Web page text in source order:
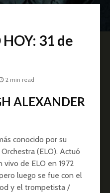
31 de
2 min read
ALEXANDER
conocido por su
(ELO). Actuó
de ELO en 1972
luego se fue con el
y el trompetista /